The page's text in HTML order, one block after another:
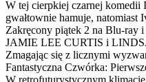
W tej cierpkiej czarnej komedii
gwałtownie hamuje, natomiast
Zakręcony piątek 2 na Blu-
JAMIE LEE CURTIS i
Zmagając się z licznymi
Fantastyczna Czwórka:
W retrofuturystycznym